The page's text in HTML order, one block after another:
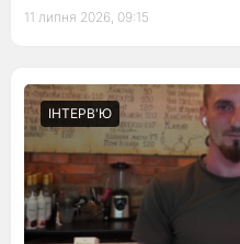
11 липня 2026, 09:15
ІНТЕРВ'Ю